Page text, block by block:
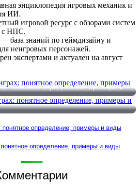
энциклопедия игровых механик и
ИИ.
игровой ресурс с обзорами систем
с НПС.
база знаний по геймдизайну и
неигровых персонажей.
экспертами и актуален на август
понятное определение, примеры и
понятное определение, примеры и
понятное определение, примеры и виды
определение, примеры и виды